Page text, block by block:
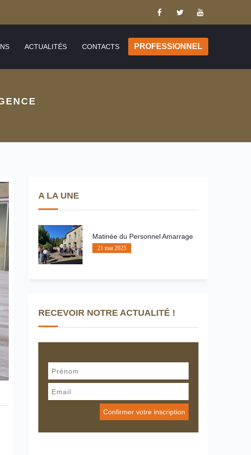
ACTUALITÉS CONTACTS PROFESSIONNEL
A LA UNE
Matinée du Personnel Amarrage
21 mai 2025
RECEVOIR NOTRE ACTUALITÉ !